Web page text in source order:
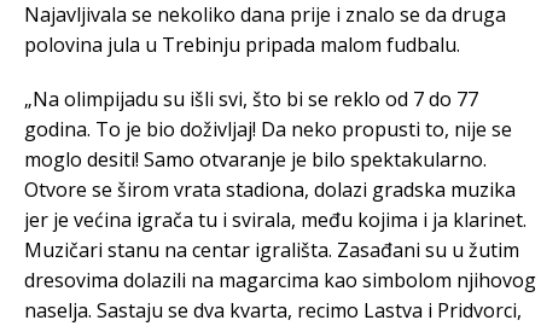
Najavljivala se nekoliko dana prije i znalo se da druga
polovina jula u Trebinju pripada malom fudbalu.
„Na olimpijadu su išli svi, što bi se reklo od 7 do 77
godina. To je bio doživljaj! Da neko propusti to, nije se
moglo desiti! Samo otvaranje je bilo spektakularno.
Otvore se širom vrata stadiona, dolazi gradska muzika
jer je većina igrača tu i svirala, među kojima i ja klarinet.
Muzičari stanu na centar igrališta. Zasađani su u žutim
dresovima dolazili na magarcima kao simbolom njihovog
naselja. Sastaju se dva kvarta, recimo Lastva i Pridvorci,